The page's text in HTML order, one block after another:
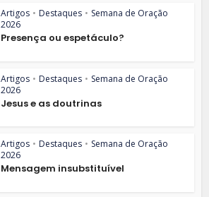
Artigos • Destaques • Semana de Oração
2026
Presença ou espetáculo?
Artigos • Destaques • Semana de Oração
2026
Jesus e as doutrinas
Artigos • Destaques • Semana de Oração
2026
Mensagem insubstituível